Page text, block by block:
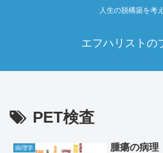
人生の脱構築を考
エフハリストの
PET検査
病理学 腫瘍の病理